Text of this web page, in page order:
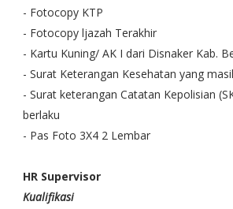
- Fotocopy KTP
- Fotocopy ljazah Terakhir
- Kartu Kuning/ AK I dari Disnaker Kab.
- Surat Keterangan Kesehatan yang
- Surat keterangan Catatan Kepolisian
berlaku
- Pas Foto 3X4 2 Lembar
HR Supervisor
Kualifikasi